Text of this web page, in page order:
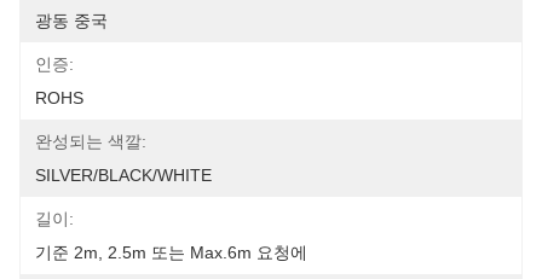
광동 중국
인증:
ROHS
완성되는 색깔:
SILVER/BLACK/WHITE
길이:
기준 2m, 2.5m 또는 Max.6m 요청에